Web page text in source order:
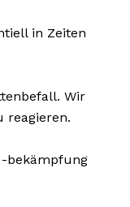
in Zeiten
Wir
reagieren.
bekämpfung